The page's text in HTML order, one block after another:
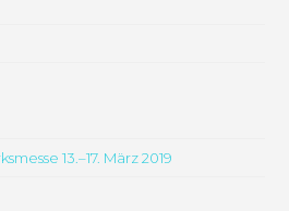
13.–17. März 2019